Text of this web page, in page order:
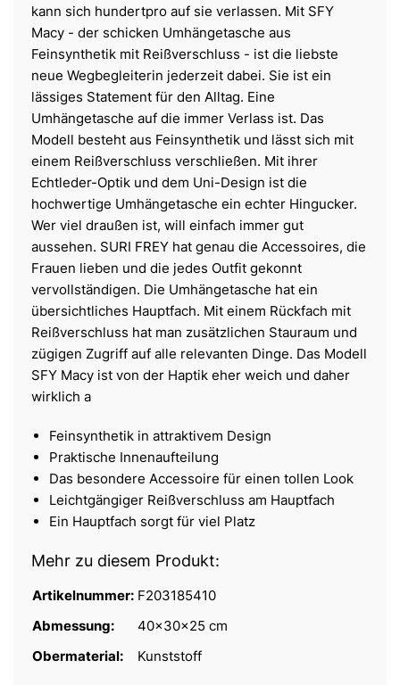
kann sich hundertpro auf sie verlassen. Mit SFY
Macy - der schicken Umhängetasche aus
Feinsynthetik mit Reißverschluss - ist die liebste
neue Wegbegleiterin jederzeit dabei. Sie ist ein
lässiges Statement für den Alltag. Eine
Umhängetasche auf die immer Verlass ist. Das
Modell besteht aus Feinsynthetik und lässt sich mit
einem Reißverschluss verschließen. Mit ihrer
Echtleder-Optik und dem Uni-Design ist die
hochwertige Umhängetasche ein echter Hingucker.
Wer viel draußen ist, will einfach immer gut
aussehen. SURI FREY hat genau die Accessoires, die
Frauen lieben und die jedes Outfit gekonnt
vervollständigen. Die Umhängetasche hat ein
übersichtliches Hauptfach. Mit einem Rückfach mit
Reißverschluss hat man zusätzlichen Stauraum und
zügigen Zugriff auf alle relevanten Dinge. Das Modell
SFY Macy ist von der Haptik eher weich und daher
wirklich a
Feinsynthetik in attraktivem Design
Praktische Innenaufteilung
Das besondere Accessoire für einen tollen Look
Leichtgängiger Reißverschluss am Hauptfach
Ein Hauptfach sorgt für viel Platz
Mehr zu diesem Produkt:
Artikelnummer: F203185410
Abmessung:
40x30x25 cm
Obermaterial:
Kunststoff